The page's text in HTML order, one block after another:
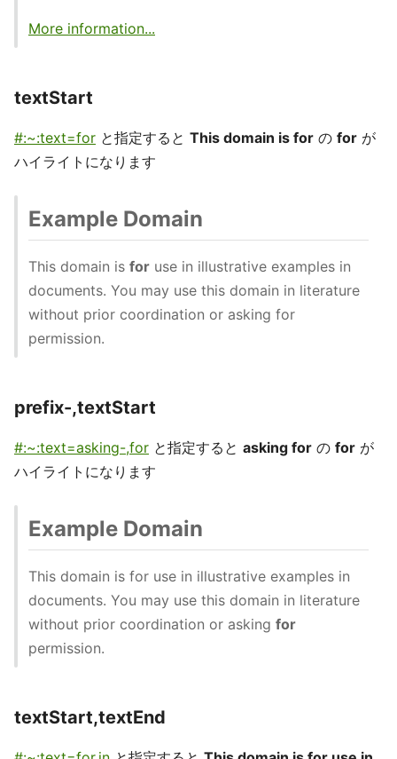
More information...
textStart
#:~:text=for と指定すると This domain is for の for が
ハイライトになります
Example Domain
This domain is for use in illustrative examples in
documents. You may use this domain in literature
without prior coordination or asking for
permission.
prefix-,textStart
#:~:text=asking-,for と指定すると asking for の for が
ハイライトになります
Example Domain
This domain is for use in illustrative examples in
documents. You may use this domain in literature
without prior coordination or asking for
permission.
textStart,textEnd